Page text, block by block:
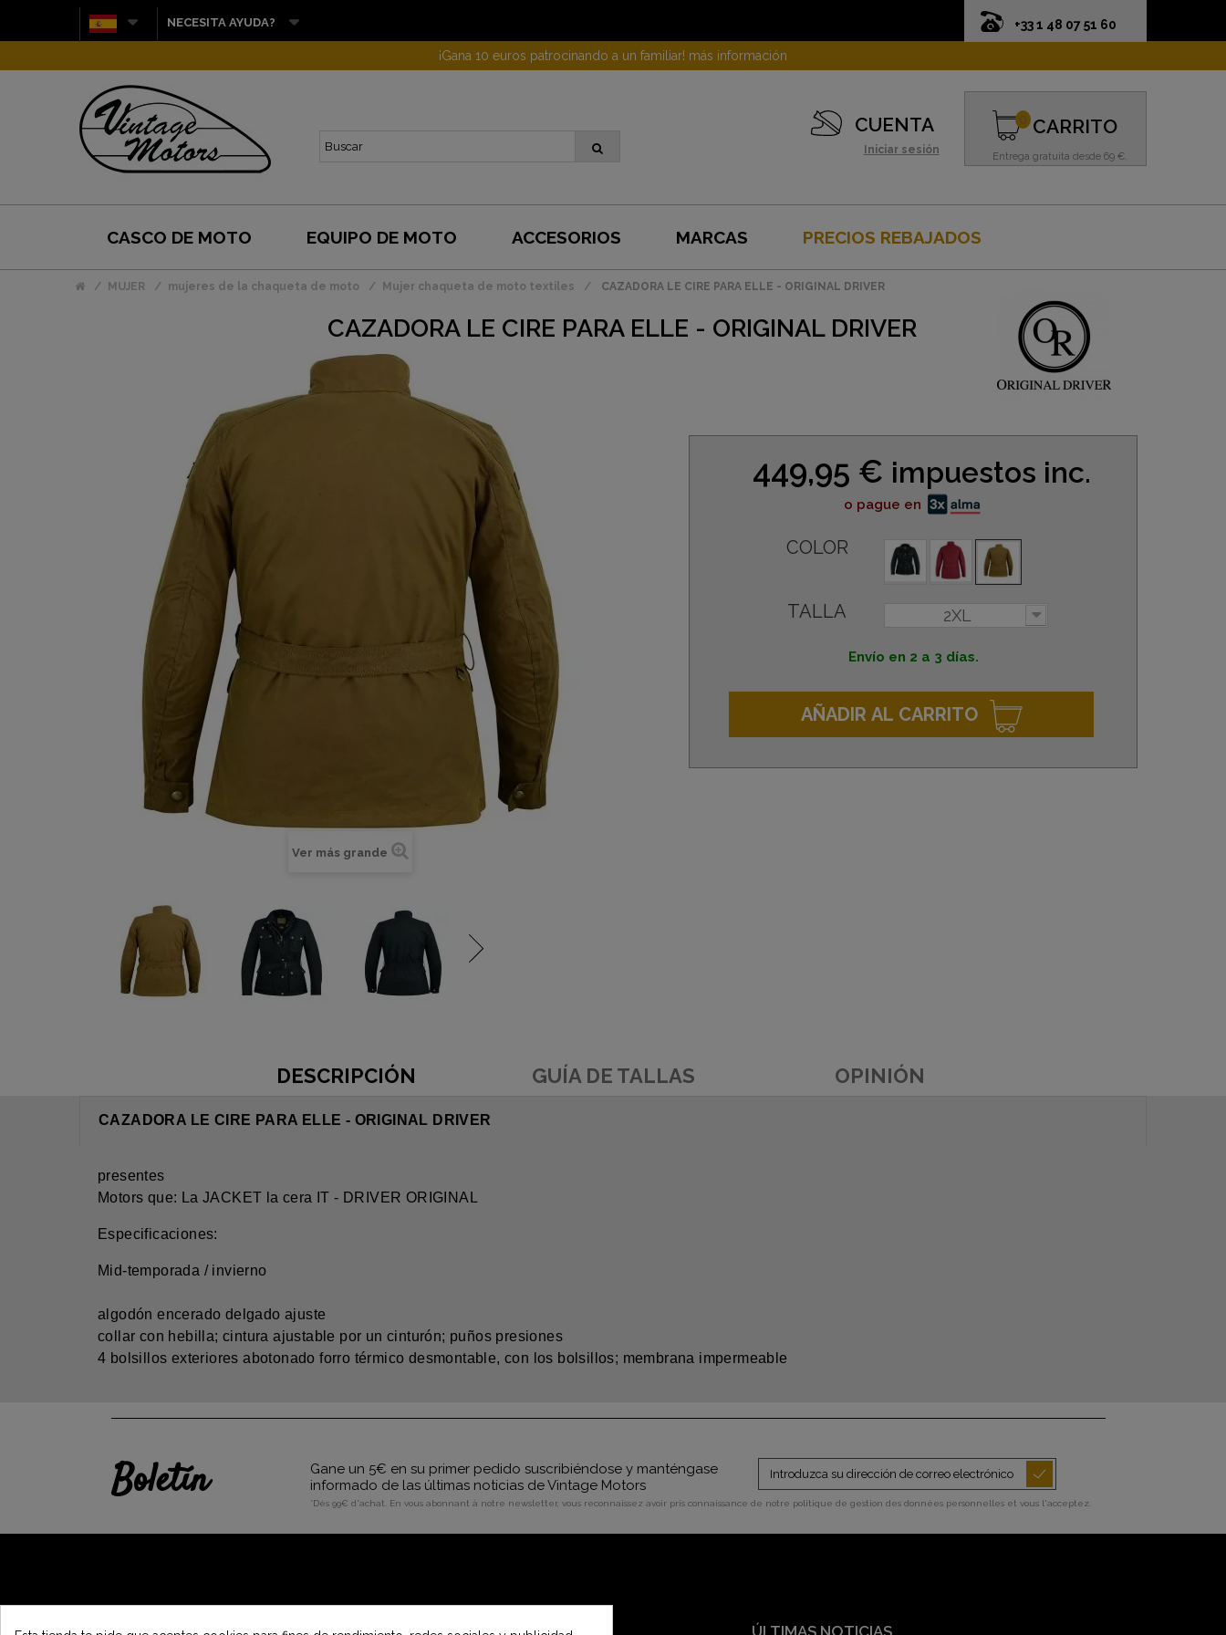
+33 1 48 07 51 60
NECESITA AYUDA?
¡Gana 10 euros patrocinando a un familiar! más información
CUENTA
Iniciar sesión
CARRITO
Entrega gratuita desde 69 €.
0
CASCO DE MOTO EQUIPO DE MOTO ACCESORIOS MARCAS PRECIOS REBAJADOS
MUJER mujeres de la chaqueta de moto Mujer chaqueta de moto textiles CAZADORA LE CIRE PARA ELLE - ORIGINAL DRIVER
CAZADORA LE CIRE PARA ELLE - ORIGINAL DRIVER
Ver más grande
449,95 € impuestos inc.
o pague en
COLOR
TALLA 2XL
Envío en 2 a 3 días.
AÑADIR AL CARRITO
DESCRIPCIÓN GUÍA DE TALLAS OPINIÓN
CAZADORA LE CIRE PARA ELLE - ORIGINAL DRIVER
presentes
Motors que: La JACKET la cera IT - DRIVER ORIGINAL
Especificaciones:
Mid-temporada / invierno
algodón encerado delgado ajuste
collar con hebilla; cintura ajustable por un cinturón; puños presiones
4 bolsillos exteriores abotonado forro térmico desmontable, con los bolsillos; membrana impermeable
Boletín
Gane un 5€ en su primer pedido suscribiéndose y manténgase
informado de las últimas noticias de Vintage Motors
*Dès 99€ d'achat. En vous abonnant à notre newsletter, vous reconnaissez avoir pris connaissance de notre politique de gestion des données personnelles et vous l'acceptez.